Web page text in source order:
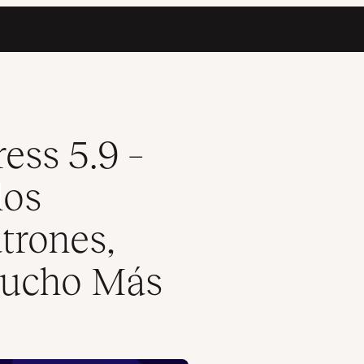
Patrones, APIs, Mejoras UI y Mucho Más
5.9 –
Más